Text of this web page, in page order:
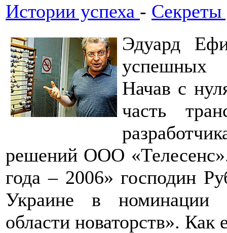
Истории успеха - Секреты
Эдуард
успешных
Начав с
часть
решений ООО
года – 2006» господин
Украине в номинации
области новаторств». Как